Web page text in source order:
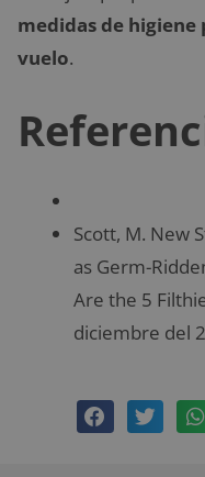
medidas de higiene
vuelo.
Scott, M. New
as Germ-
Are the 5
diciembre del